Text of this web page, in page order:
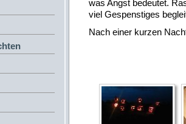
was Angst bedeutet.
viel Gespenstiges
Nach einer kurzen